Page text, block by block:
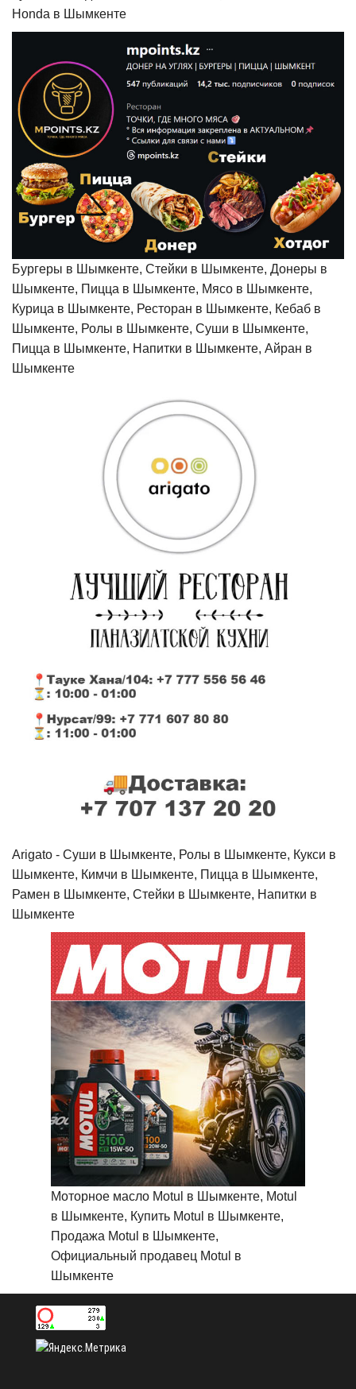
Honda в Шымкенте
Бургеры в Шымкенте, Стейки в Шымкенте, Донеры в
Шымкенте, Пицца в Шымкенте, Мясо в Шымкенте,
Курица в Шымкенте, Ресторан в Шымкенте, Кебаб в
Шымкенте, Ролы в Шымкенте, Суши в Шымкенте,
Пицца в Шымкенте, Напитки в Шымкенте, Айран в
Шымкенте
Arigato - Cуши в Шымкенте, Ролы в Шымкенте, Кукси в
Шымкенте, Кимчи в Шымкенте, Пицца в Шымкенте,
Рамен в Шымкенте, Стейки в Шымкенте, Напитки в
Шымкенте
Моторное масло Motul в Шымкенте, Motul
в Шымкенте, Купить Motul в Шымкенте,
Продажа Motul в Шымкенте,
Официальный продавец Motul в
Шымкенте